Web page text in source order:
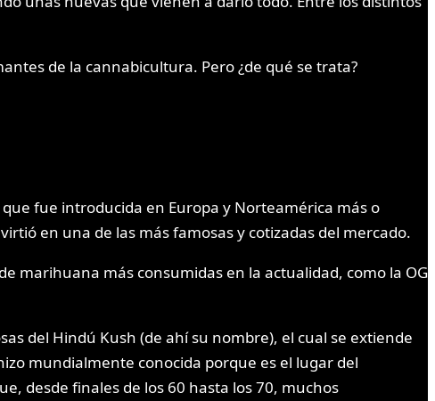
de la cannabicultura. Pero ¿de qué se trata?
fue introducida en Europa y Norteamérica más o
en una de las más famosas y cotizadas del mercado.
marihuana más consumidas en la actualidad, como la OG
del Hindú Kush (de ahí su nombre), el cual se extiende
mundialmente conocida porque es el lugar del
desde finales de los 60 hasta los 70, muchos